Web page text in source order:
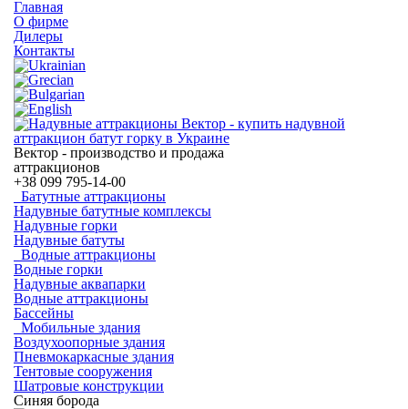
Главная
О фирме
Дилеры
Контакты
Вектор - производство и продажа
аттракционов
+38 099 795-14-00
Батутные аттракционы
Надувные батутные комплексы
Надувные горки
Надувные батуты
Водные аттракционы
Водные горки
Надувные аквапарки
Водные аттракционы
Бассейны
Мобильные здания
Воздухоопорные здания
Пневмокаркасные здания
Тентовые сооружения
Шатровые конструкции
Синяя борода